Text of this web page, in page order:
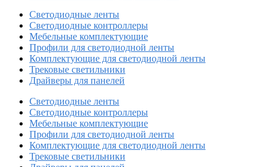
Светодиодные ленты
Светодиодные контроллеры
Мебельные комплектующие
Профили для светодиодной ленты
Комплектующие для светодиодной ленты
Трековые светильники
Драйверы для панелей
Светодиодные ленты
Светодиодные контроллеры
Мебельные комплектующие
Профили для светодиодной ленты
Комплектующие для светодиодной ленты
Трековые светильники